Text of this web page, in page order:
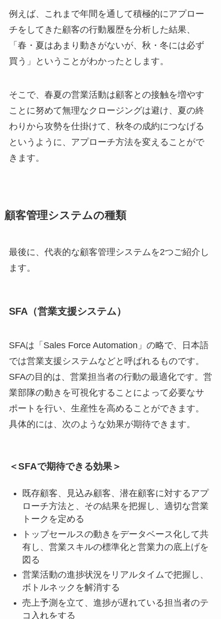
例えば、これまで年間を通して積極的にアプロー
チをしてきた顧客の行動履歴を分析した結果、
「春・夏はあまり動きがないが、秋・冬には必ず
買う」ということがわかったとします。
そこで、春夏の営業活動は顧客との接触を増やす
ことに努めて無理なクロージングは避け、夏の終
わりから攻勢を仕掛けて、秋冬の成約につなげる
というように、アプローチ方法を変えることがで
きます。
顧客管理システムの種類
最後に、代表的な顧客管理システムを2つご紹介し
ます。
SFA（営業支援システム）
SFAは「Sales Force Automation」の略で、日本語
では営業支援システムなどと呼ばれるものです。
SFAの目的は、営業担当者の行動の最適化です。営
業部隊の動きを可視化することによって必要なサ
ポートを行い、生産性を高めることができます。
具体的には、次のような効果が期待できます。
＜SFAで期待できる効果＞
既存顧客、見込み顧客、潜在顧客に対するアプ
ローチ方法と、その結果を把握し、適切な営業
トークを定める
トップセールスの動きをデータベース化して共
有し、営業スキルの標準化と営業力の底上げを
図る
営業活動の進捗状況をリアルタイムで把握し、
ボトルネックを解消する
売上予測を立て、進捗が遅れている担当者のテ
コ入れをする